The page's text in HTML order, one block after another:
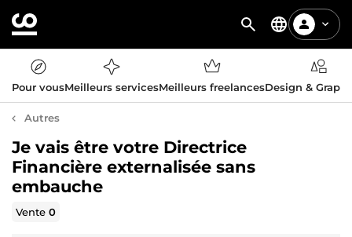
Pour vousMeilleurs servicesMeilleurs freelancesDesign &
Autres
Je vais être votre Directrice
Financière externalisée sans
embauche
Vente0